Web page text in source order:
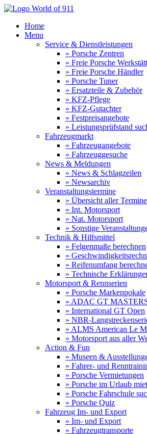
Home
Menu
Service & Dienstleistungen
» Porsche Zentren
» Freie Porsche
» Freie Porsche Händler
» Porsche Tuner
» Ersatzteile & Zubehör
» KFZ-Pflege
» KFZ-Gutachter
» Festpreisangebote
» Leistungsprüfstand
Fahrzeugmarkt
» Fahrzeugangebote
» Fahrzeuggesuche
News & Meldungen
» News & Schlagzeilen
» Newsarchiv
Veranstaltungstermine
» Übersicht aller Termine
» Int. Motorsport
» Nat. Motorsport
» Sonstige
Technik & Hilfsmittel
» Felgenmaße berechnen
»
» Reifenumfang
» Technische
Motorsport & Rennserien
» Porsche Markenpokale
» ADAC GT
» International GT Open
» NBR-
» ALMS American Le
» Motorsport aus aller
Action & Fun
» Museen &
» Fahrer- und
» Porsche Vermietungen
» Porsche im Urlaub
» Porsche Fahrschule
» Porsche Quiz
Fahrzeug Im- und Export
» Im- und Export
» Fahrzeugtransporte